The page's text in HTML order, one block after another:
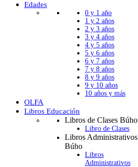
Edades
0 y 1 año
1 y 2 años
2 y 3 años
3 y 4 años
4 y 5 años
5 y 6 años
6 y 7 años
7 y 8 años
8 y 9 años
9 y 10 años
10 años y más
OLFA
Libros Educación
Libros de Clases Búho
Libro de Clases
Libros Administrativos
Búho
Libros
Administrativos